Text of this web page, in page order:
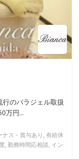
のパラジェル取扱
万円...
ス・賞与あり, 有給休
, 勤務時間応相談, イン